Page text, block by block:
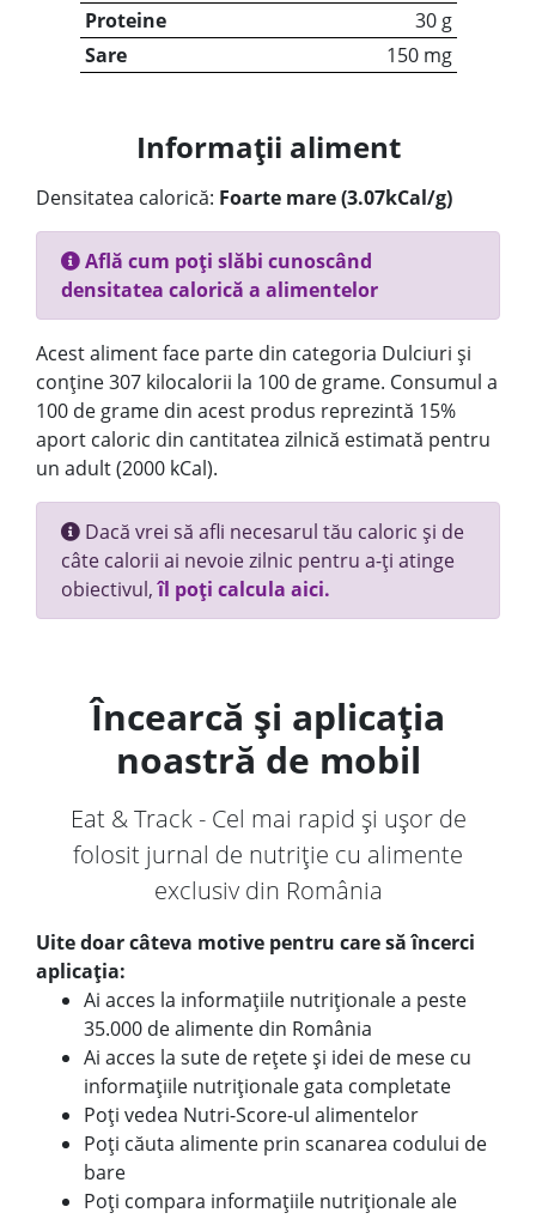
Proteine
30 g
Sare
150 mg
Informații aliment
Densitatea calorică: Foarte mare (3.07kCal/g)
Află cum poți slăbi cunoscând
densitatea calorică a alimentelor
Acest aliment face parte din categoria Dulciuri și
conține 307 kilocalorii la 100 de grame. Consumul a
100 de grame din acest produs reprezintă 15%
aport caloric din cantitatea zilnică estimată pentru
un adult (2000 kCal).
Dacă vrei să afli necesarul tău caloric și de
câte calorii ai nevoie zilnic pentru a-ți atinge
obiectivul,îl poți calcula aici.
Încearcă și aplicația
noastră de mobil
Eat & Track - Cel mai rapid și ușor de
folosit jurnal de nutriție cu alimente
exclusiv din România
Uite doar câteva motive pentru care să încerci
aplicația:
Ai acces la informațiile nutriționale a peste
35.000 de alimente din România
Ai acces la sute de rețete și idei de mese cu
informațiile nutriționale gata completate
Poți vedea Nutri-Score-ul alimentelor
Poți căuta alimente prin scanarea codului de
bare
Poți compara informațiile nutriționale ale